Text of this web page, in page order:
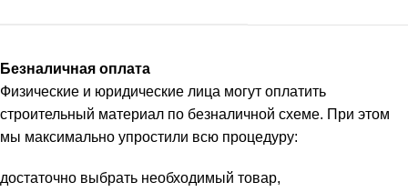
Безналичная оплата
Физические и юридические лица могут оплатить
строительный материал по безналичной схеме. При этом
мы максимально упростили всю процедуру:
достаточно выбрать необходимый товар,